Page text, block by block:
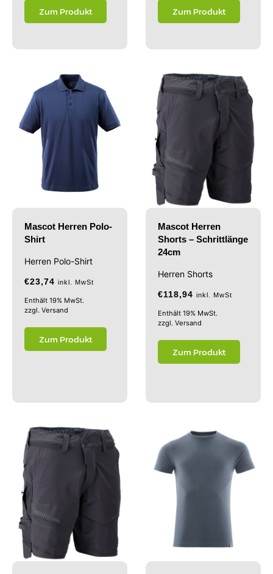
Zum Produkt Zum Produkt
Mascot Herren Polo-
Shirt
Herren Polo-Shirt
€23,74 inkl. MwSt
Enthält 19% MwSt.
zzgl. Versand
Zum Produkt
Mascot Herren
Shorts – Schrittlänge
24cm
Herren Shorts
€118,94 inkl. MwSt
Enthält 19% MwSt.
zzgl. Versand
Zum Produkt